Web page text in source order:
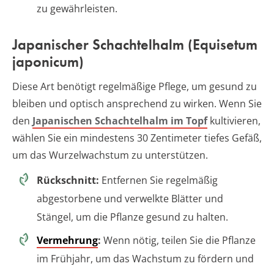
zu gewährleisten.
Japanischer Schachtelhalm (Equisetum
japonicum)
Diese Art benötigt regelmäßige Pflege, um gesund zu
bleiben und optisch ansprechend zu wirken. Wenn Sie
den Japanischen Schachtelhalm im Topfkultivieren,
wählen Sie ein mindestens 30 Zentimeter tiefes Gefäß,
um das Wurzelwachstum zu unterstützen.
Rückschnitt: Entfernen Sie regelmäßig
abgestorbene und verwelkte Blätter und
Stängel, um die Pflanze gesund zu halten.
Vermehrung: Wenn nötig, teilen Sie die Pflanze
im Frühjahr, um das Wachstum zu fördern und